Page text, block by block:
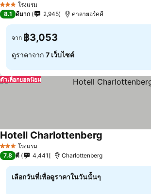
3 ดาว โรงแรม
8.1 ดีมาก 2,945 คาลายอร์คคี
จาก ฿3,053
ดูราคาจาก 7 เว็บไซต์
ตัวเลือกยอดนิยม
3 ดาว โรงแรม
Hotell Charlottenberg
7.8 ดี 4,441 Charlottenberg
เลือกวันที่เพื่อดูราคาในวันนั้นๆ